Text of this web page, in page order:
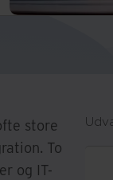
store
To
og IT-